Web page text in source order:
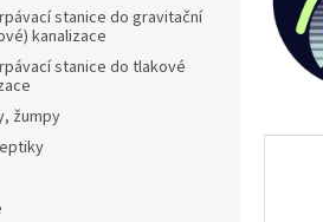
stanice do gravitační
kanalizace
stanice do tlakové
žumpy